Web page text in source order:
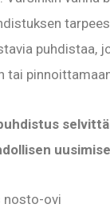
puhdistaa,
tai
nosto-ovi